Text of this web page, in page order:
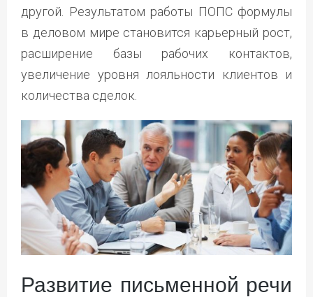
другой. Результатом работы ПОПС формулы
в деловом мире становится карьерный рост,
расширение базы рабочих контактов,
увеличение уровня лояльности клиентов и
количества сделок.
Развитие письменной речи